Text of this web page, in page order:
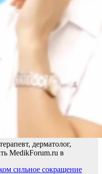
дерматолог,
MedikForum.ru в
сильное сокращение